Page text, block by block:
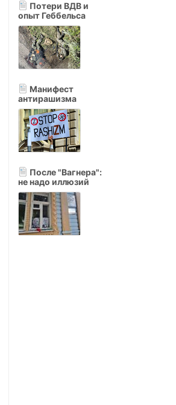
Потери ВДВ и
опыт Геббельса
Манифест
антирашизма
После "Вагнера":
не надо иллюзий